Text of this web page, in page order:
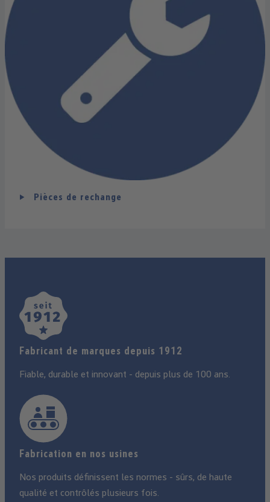
Pièces de rechange
Fabricant de marques depuis 1912
Fiable, durable et innovant - depuis plus de 100 ans.
Fabrication en nos usines
Nos produits définissent les normes - sûrs, de haute
qualité et contrôlés plusieurs fois.